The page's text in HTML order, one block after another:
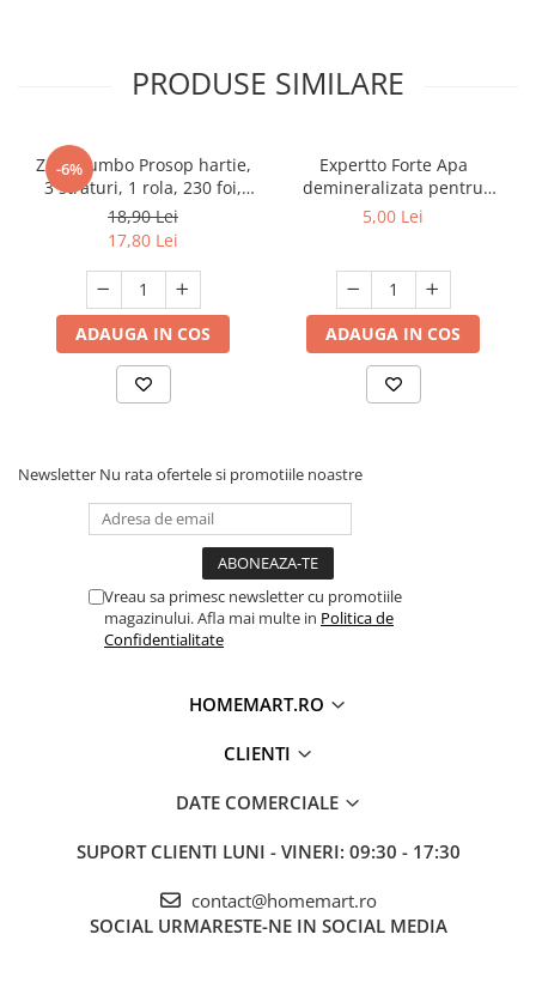
PRODUSE SIMILARE
-6%
Zewa Jumbo Prosop hartie,
3 straturi, 1 rola, 230 foi,
Premium Expert
18,90 Lei
17,80 Lei
ADAUGA IN COS
Expertto Forte Apa
demineralizata pentru
fierul de calcat, 1 L, Floral
5,00 Lei
ADAUGA IN COS
Newsletter Nu rata ofertele si promotiile noastre
Vreau sa primesc newsletter cu promotiile
magazinului. Afla mai multe in Politica de
Confidentialitate
HOMEMART.RO
CLIENTI
DATE COMERCIALE
SUPORT CLIENTI LUNI - VINERI: 09:30 - 17:30
contact@homemart.ro
SOCIAL URMARESTE-NE IN SOCIAL MEDIA